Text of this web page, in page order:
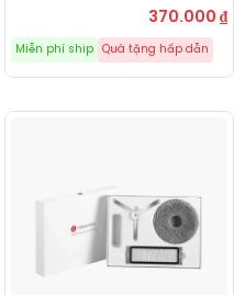
370.000 ₫
Miễn phí ship Quà tặng hấp dẫn